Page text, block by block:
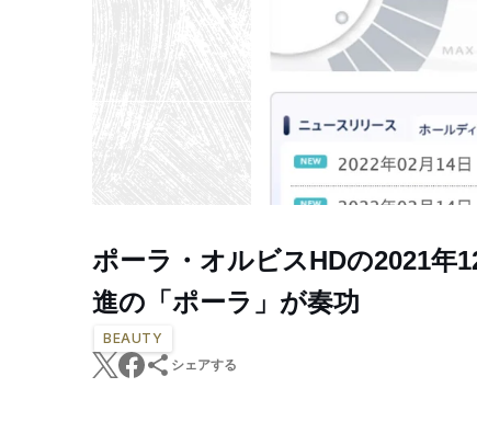
ポーラ・オルビスHDの2021
進の「ポーラ」が奏功
BEAUTY
シェアする